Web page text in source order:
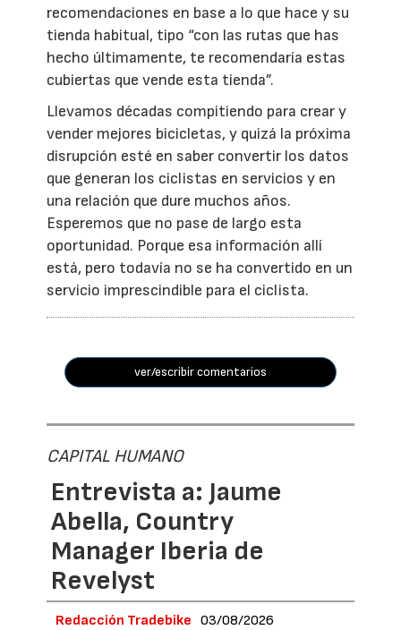
recomendaciones en base a lo que hace y su
tienda habitual, tipo “con las rutas que has
hecho últimamente, te recomendaría estas
cubiertas que vende esta tienda”.
Llevamos décadas compitiendo para crear y
vender mejores bicicletas, y quizá la próxima
disrupción esté en saber convertir los datos
que generan los ciclistas en servicios y en
una relación que dure muchos años.
Esperemos que no pase de largo esta
oportunidad. Porque esa información allí
está, pero todavía no se ha convertido en un
servicio imprescindible para el ciclista.
ver/escribir comentarios
CAPITAL HUMANO
Entrevista a: Jaume
Abella, Country
Manager Iberia de
Revelyst
Redacción Tradebike 03/08/2026